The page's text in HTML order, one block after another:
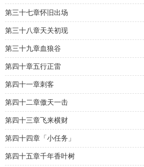
第三十七章怀旧出场
第三十八章天关初现
第三十九章血狼谷
第四十章五行正雷
第四十一章刺客
第四十二章傲天一击
第四十三章飞来横财
第四十四章「小任务」
第四十五章千年香叶树